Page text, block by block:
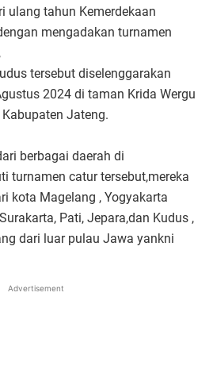
ulang tahun Kemerdekaan
mengadakan turnamen
tersebut diselenggarakan
2024 di taman Krida Wergu
Jateng.
berbagai daerah di
turnamen catur tersebut,mereka
kota Magelang , Yogyakarta
Pati, Jepara,dan Kudus ,
dari luar pulau Jawa yankni
Advertisement